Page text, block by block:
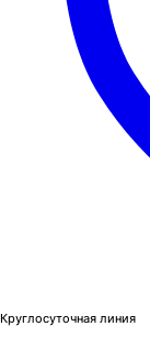
Круглосуточная линия